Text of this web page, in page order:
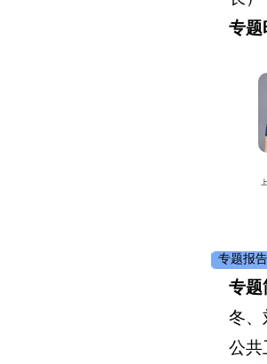
专题
专题报告
专题
冬、
公共